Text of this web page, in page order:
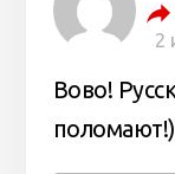
2
Вово!